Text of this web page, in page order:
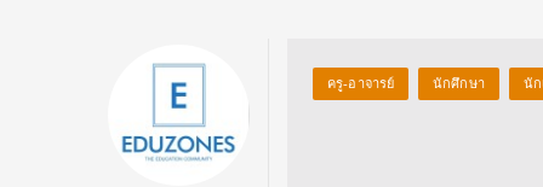
ครู-อาจารย์ นักศึกษา นัก